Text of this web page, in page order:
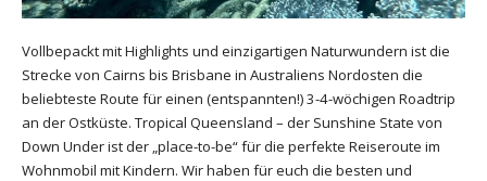
Vollbepackt mit Highlights und einzigartigen Naturwundern ist die
Strecke von Cairns bis Brisbane in Australiens Nordosten die
beliebteste Route für einen (entspannten!) 3-4-wöchigen Roadtrip
an der Ostküste. Tropical Queensland – der Sunshine State von
Down Under ist der „place-to-be“ für die perfekte Reiseroute im
Wohnmobil mit Kindern. Wir haben für euch die besten und